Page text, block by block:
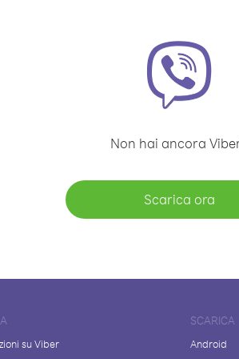
Non hai ancora
Scarica ora
su Viber
SCARICA
Android